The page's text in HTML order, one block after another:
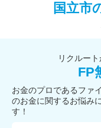
国立市
リクルー
FP
お金のプロであるファ
のお金に関するお悩み
す！